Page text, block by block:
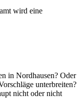
wird eine
in Nordhausen? Oder
unterbreiten?
nicht oder nicht